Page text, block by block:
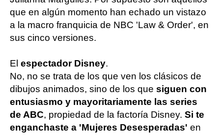
que en algún momento han echado un vistazo
a la macro franquicia de NBC 'Law & Order', en
sus cinco versiones.
El espectador Disney.
No, no se trata de los que ven los clásicos de
dibujos animados, sino de los que siguen con
entusiasmo y mayoritariamente las series
de ABC, propiedad de la factoría Disney. Si te
enganchaste a 'Mujeres Desesperadas' en